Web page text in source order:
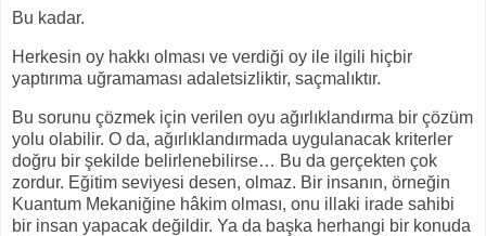
Bu kadar.
Herkesin oy hakkı olması ve verdiği oy ile ilgili hiçbir
yaptırıma uğramaması adaletsizliktir, saçmalıktır.
Bu sorunu çözmek için verilen oyu ağırlıklandırma bir çözüm
yolu olabilir. O da, ağırlıklandırmada uygulanacak kriterler
doğru bir şekilde belirlenebilirse… Bu da gerçekten çok
zordur. Eğitim seviyesi desen, olmaz. Bir insanın, örneğin
Kuantum Mekaniğine hâkim olması, onu illaki irade sahibi
bir insan yapacak değildir. Ya da başka herhangi bir konuda